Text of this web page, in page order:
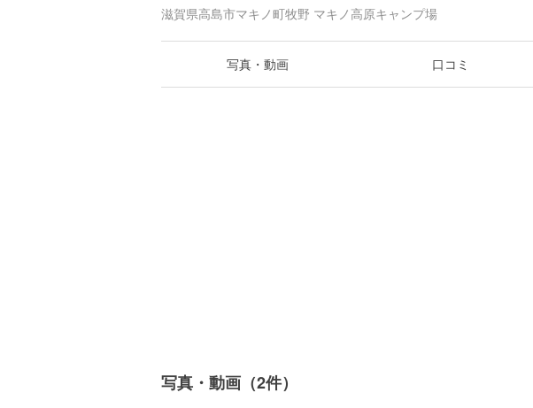
滋賀県高島市マキノ町牧野 マキノ高原キャンプ場
写真・動画 口コミ
写真・動画（2件）